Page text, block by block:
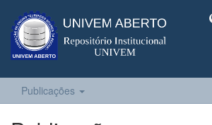
Publicações